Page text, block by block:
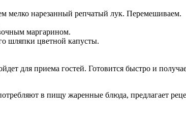
мелко нарезанный репчатый лук. Перемешиваем.
маргарином.
шляпки цветной капусты.
для приема гостей. Готовится быстро и
в пищу жаренные блюда, предлагает